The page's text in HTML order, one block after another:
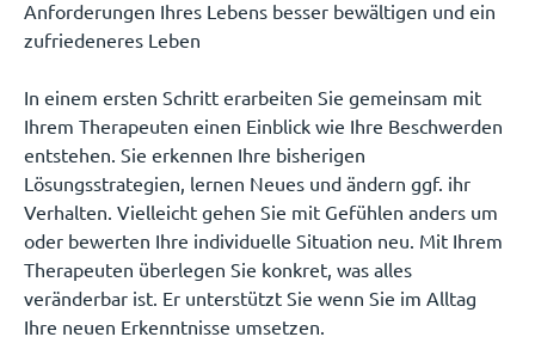
Anforderungen Ihres Lebens besser bewältigen und ein
zufriedeneres Leben
In einem ersten Schritt erarbeiten Sie gemeinsam mit
Ihrem Therapeuten einen Einblick wie Ihre Beschwerden
entstehen. Sie erkennen Ihre bisherigen
Lösungsstrategien, lernen Neues und ändern ggf. ihr
Verhalten. Vielleicht gehen Sie mit Gefühlen anders um
oder bewerten Ihre individuelle Situation neu. Mit Ihrem
Therapeuten überlegen Sie konkret, was alles
veränderbar ist. Er unterstützt Sie wenn Sie im Alltag
Ihre neuen Erkenntnisse umsetzen.